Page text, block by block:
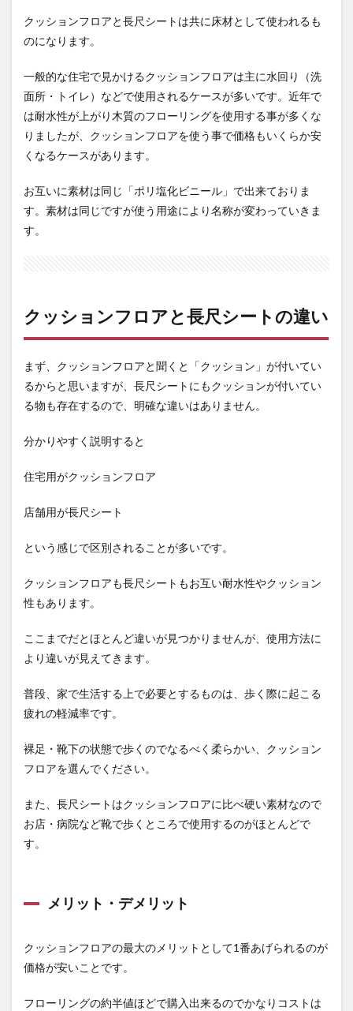
ート
と
は？
2
クッ
ショ
ンフ
ロア
尺シ
の違
い
ト
3
め
クッションフロアと長尺シート は共に床材として使われるも
のになります。
一般的な住宅で見かけるクッションフロアは主に水回り（洗
面所・トイレ） などで使用されるケースが多いです。近年で
は耐水性が上がり木質のフローリングを使用する事が多くな
りましたが、クッションフロアを使う事で価格もいくらか安
くなるケースがあります。
お互いに素材は同じ「ポリ塩化ビニール 」で出来ておりま
す。素材は同じですが使う用途により名称が変わっていきま
す。
クッションフロアと長尺シートの違い
まず、クッションフロアと聞くと「クッション」が付いてい
るからと思いますが、長尺シートにもクッションが付いてい
る物も存在するので、明確な違いはありません。
分かりやすく説明すると
住宅用がクッションフロア
店舗用が長尺シート
という感じで区別されることが多いです。
クッションフロアも長尺シートもお互い耐水性やクッション
性もあります。
ここまでだとほとんど違いが見つかりませんが、使用方法に
より違いが見えてきます。
普段、家で生活する上で必要とするものは、歩く際に起こる
疲れの軽減率です。
裸足・靴下の状態で歩くのでなるべく柔らかい、クッション
フロアを選んでください。
また、長尺シートはクッションフロアに比べ硬い素材なので
お店・病院など靴で歩くところで使用するのがほとんどで
す。
メリット・デメリット
クッションフロアの最大のメリットとして1番あげられるのが
価格が安いことです。
フローリングの約半値ほどで購入出来るのでかなりコストは